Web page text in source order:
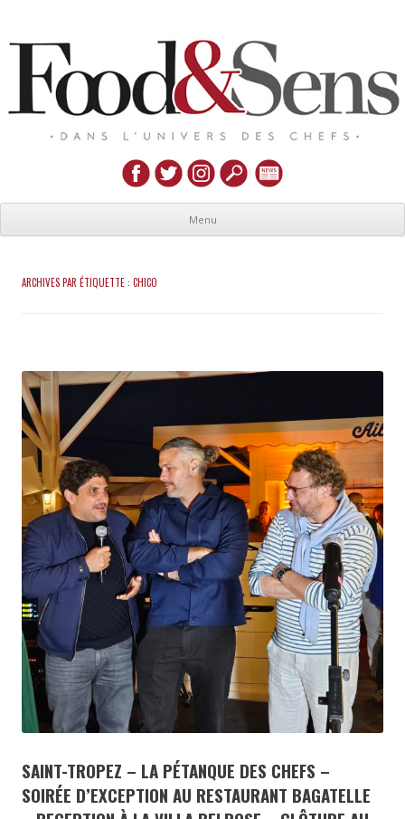
Menu
ARCHIVES PAR ÉTIQUETTE : CHICO
SAINT-TROPEZ – LA PÉTANQUE DES CHEFS –
SOIRÉE D’EXCEPTION AU RESTAURANT BAGATELLE